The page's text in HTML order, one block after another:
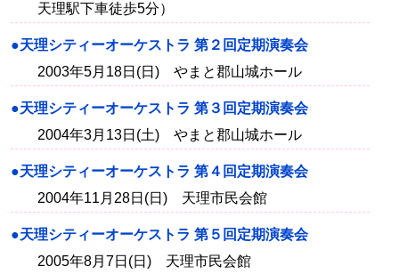
天理駅下車徒歩5分）
●天理シティーオーケストラ 第２回定期演奏会
2003年5月18日(日) やまと郡山城ホール
●天理シティーオーケストラ 第３回定期演奏会
2004年3月13日(土) やまと郡山城ホール
●天理シティーオーケストラ 第４回定期演奏会
2004年11月28日(日) 天理市民会館
●天理シティーオーケストラ 第５回定期演奏会
2005年8月7日(日) 天理市民会館